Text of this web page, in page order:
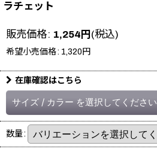
ラチェット
販売価格: 1,254 円 (税込)
希望小売価格: 1,320 円
在庫確認はこちら
サイズ / カラー を選択してください
数量: